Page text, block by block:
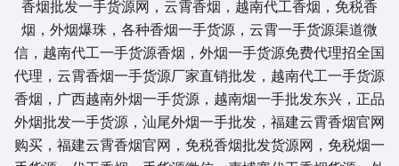
香烟批发一手货源网，云霄香烟，越南代工香烟，免税香
烟，外烟爆珠，各种香烟一手货源，云霄一手货源渠道微
信，越南代工一手货源香烟，外烟一手货源免费代理招全国
代理，云霄香烟一手货源厂家直销批发，越南代工一手货源
香烟，广西越南外烟一手货源，越南烟一手批发东兴，正品
外烟批发一手货源，汕尾外烟一手批发，福建云霄香烟官网
购买，福建云霄香烟官网，免税香烟批发货源网，免税烟一